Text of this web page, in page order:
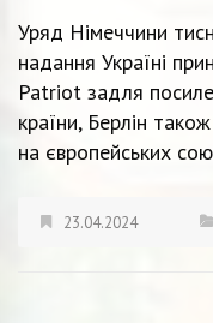
Уряд Німеччини
надання Україні
Patriot задля
країни, Берлін
на європейських
23.04.2024